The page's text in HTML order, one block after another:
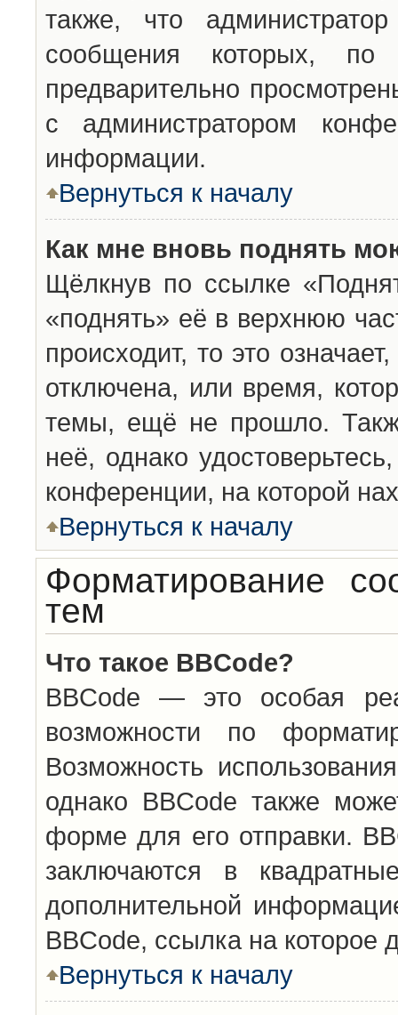
также, что
сообщения которых,
предварительно
с администратором
информации.
Вернуться к началу
Как мне вновь поднять
Щёлкнув по ссылке
«поднять» её в верхнюю
происходит, то это
отключена, или время,
темы, ещё не прошло.
неё, однако
конференции, на которой
Вернуться к началу
Форматирование
тем
Что такое BBCode?
BBCode — это особая
возможности по
Возможность
однако BBCode также
форме для его отправки.
заключаются в
дополнительной
BBCode, ссылка на
Вернуться к началу